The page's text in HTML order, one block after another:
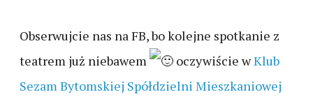
Obserwujcie nas na FB, bo kolejne spotkanie z
teatrem już niebawem
oczywiście wKlub
Sezam Bytomskiej Spółdzielni Mieszkaniowej